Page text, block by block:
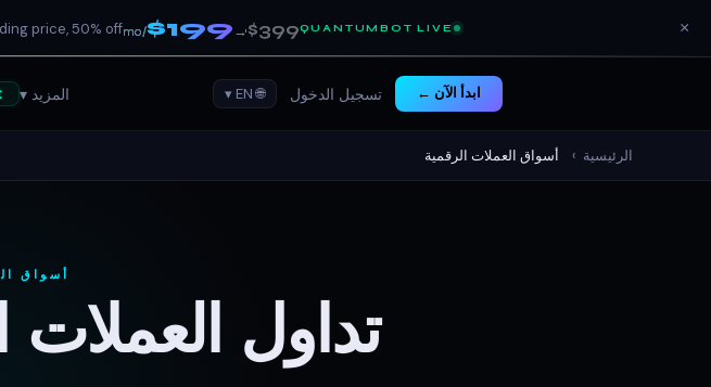
QUANTUMBOT LIVE
$399
→
$199
/mo
price, 50% off ×
المزيد ▾ 🌐 EN ▾ تسجيل الدخول ابدأ الآن ←
الرئيسية › أسواق العملات الرقمية
أسواق
تداول العملات